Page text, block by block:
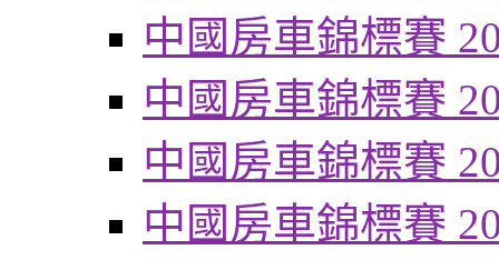
中國房車錦標賽
中國房車錦標賽
中國房車錦標賽
中國房車錦標賽